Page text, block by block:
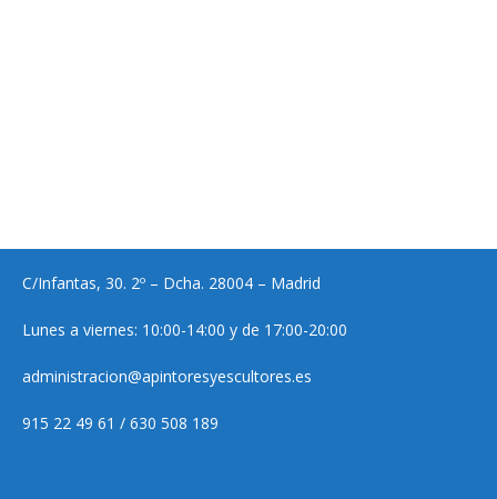
C/Infantas, 30. 2º – Dcha. 28004 – Madrid
Lunes a viernes: 10:00-14:00 y de 17:00-20:00
administracion@apintoresyescultores.es
915 22 49 61 / 630 508 189